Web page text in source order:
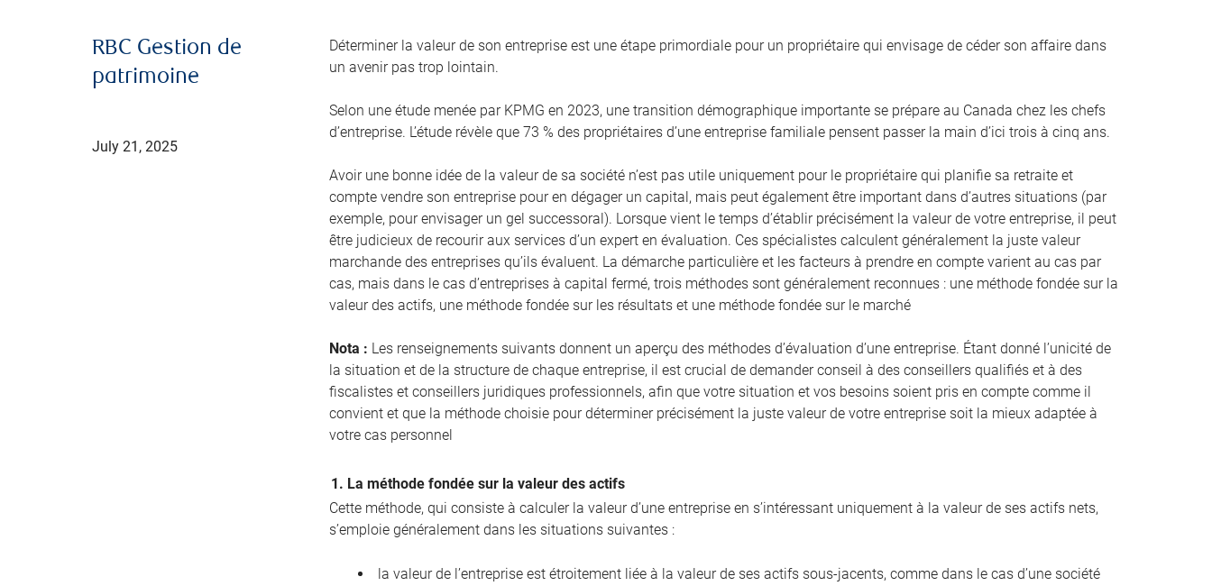
RBC Gestion de
patrimoine
July 21, 2025
Déterminer la valeur de son entreprise est une étape primordiale pour un propriétaire qui envisage de céder son affaire dans
un avenir pas trop lointain.
Selon une étude menée par KPMG en 2023, une transition démographique importante se prépare au Canada chez les chefs
d’entreprise. L’étude révèle que 73 % des propriétaires d’une entreprise familiale pensent passer la main d’ici trois à cinq ans.
Avoir une bonne idée de la valeur de sa société n’est pas utile uniquement pour le propriétaire qui planifie sa retraite et
compte vendre son entreprise pour en dégager un capital, mais peut également être important dans d’autres situations (par
exemple, pour envisager un gel successoral). Lorsque vient le temps d’établir précisément la valeur de votre entreprise, il peut
être judicieux de recourir aux services d’un expert en évaluation. Ces spécialistes calculent généralement la juste valeur
marchande des entreprises qu’ils évaluent. La démarche particulière et les facteurs à prendre en compte varient au cas par
cas, mais dans le cas d’entreprises à capital fermé, trois méthodes sont généralement reconnues : une méthode fondée sur la
valeur des actifs, une méthode fondée sur les résultats et une méthode fondée sur le marché
Nota : Les renseignements suivants donnent un aperçu des méthodes d’évaluation d’une entreprise. Étant donné l’unicité de
la situation et de la structure de chaque entreprise, il est crucial de demander conseil à des conseillers qualifiés et à des
fiscalistes et conseillers juridiques professionnels, afin que votre situation et vos besoins soient pris en compte comme il
convient et que la méthode choisie pour déterminer précisément la juste valeur de votre entreprise soit la mieux adaptée à
votre cas personnel
1. La méthode fondée sur la valeur des actifs
Cette méthode, qui consiste à calculer la valeur d’une entreprise en s’intéressant uniquement à la valeur de ses actifs nets,
s’emploie généralement dans les situations suivantes :
la valeur de l’entreprise est étroitement liée à la valeur de ses actifs sous-jacents, comme dans le cas d’une société